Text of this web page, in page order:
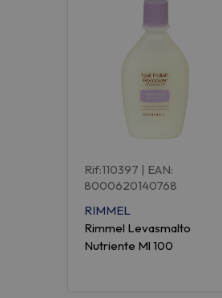
Rif:110397 | EAN:
8000620140768
RIMMEL
Rimmel Levasmalto
Nutriente Ml 100